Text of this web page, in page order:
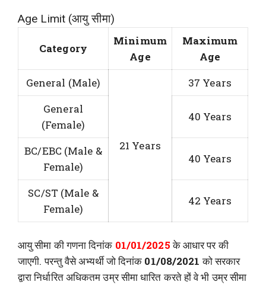
Age Limit (आयु सीमा)
Category
Minimum
Age
Maximum
Age
General (Male)
21 Years
37 Years
General
(Female)
40 Years
BC/EBC (Male &
Female)
40 Years
SC/ST (Male &
Female)
42 Years
आयु सीमा की गणना दिनांक 01/01/2025के आधार पर की
जाएगी. परन्तु वैसे अभ्यर्थी जो दिनांक 01/08/2021 को सरकार
द्वारा निर्धारित अधिकतम उम्र सीमा धारित करते हों वे भी उम्र सीमा